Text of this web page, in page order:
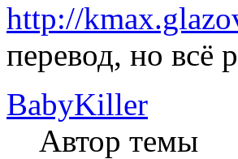
http://
перевод, но всё
BabyKiller
Автор темы